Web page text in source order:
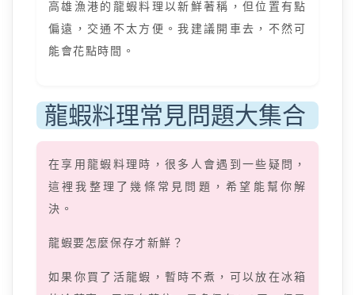
高雄漁港的龍蝦料理以新鮮著稱，但位置有點
偏遠，交通不太方便。我建議開車去，不然可
能會花點時間。
龍蝦料理常見問題大集合
在享用龍蝦料理時，很多人會遇到一些疑問，
這裡我整理了幾條常見問題，希望能幫你解
決。
龍蝦要怎麼保存才新鮮？
如果你買了活龍蝦，暫時不煮，可以放在冰箱